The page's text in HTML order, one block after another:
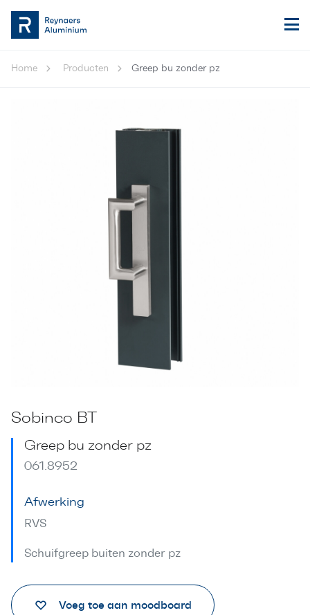
Home Producten Greep bu zonder pz
Sobinco BT
Greep bu zonder pz
061.8952
Afwerking
RVS
Schuifgreep buiten zonder pz
Voeg toe aan moodboard